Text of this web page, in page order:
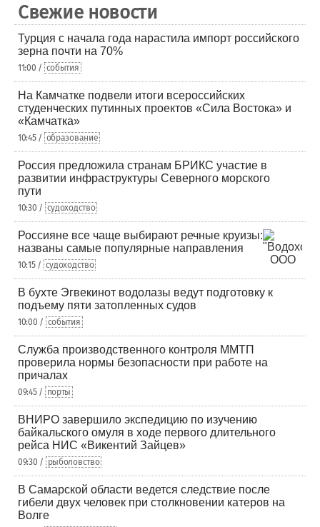
Свежие новости
Турция с начала года нарастила импорт российского
зерна почти на 70%
11:00 / события
На Камчатке подвели итоги всероссийских
студенческих путинных проектов «Сила Востока» и
«Камчатка»
10:45 / образование
Россия предложила странам БРИКС участие в
развитии инфраструктуры Северного морского
пути
10:30 / судоходство
Россияне все чаще выбирают речные круизы:
названы самые популярные направления
10:15 / судоходство
В бухте Эгвекинот водолазы ведут подготовку к
подъему пяти затопленных судов
10:00 / события
Служба производственного контроля ММТП
проверила нормы безопасности при работе на
причалах
09:45 / порты
ВНИРО завершило экспедицию по изучению
байкальского омуля в ходе первого длительного
рейса НИС «Викентий Зайцев»
09:30 / рыболовство
В Самарской области ведется следствие после
гибели двух человек при столкновении катеров на
Волге